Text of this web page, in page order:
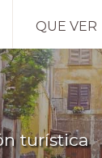
QUE VER
turística